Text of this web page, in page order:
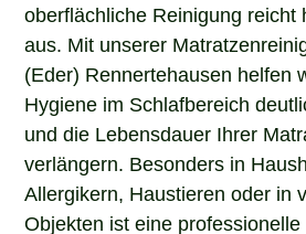
oberflächliche Reinigung reicht
aus. Mit unserer
(Eder) Rennertehausen helfen
Hygiene im Schlafbereich
und die Lebensdauer Ihrer
verlängern. Besonders in
Allergikern, Haustieren oder in
Objekten ist eine